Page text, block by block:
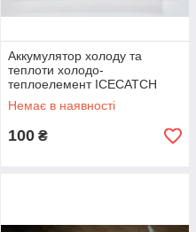
Аккумулятор холоду та
теплоти холодо-
теплоелемент ICECATCH
SOLID AMBIENT 800 грам
Немає в наявності
100 ₴